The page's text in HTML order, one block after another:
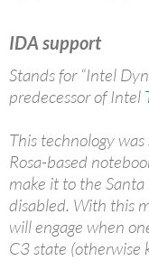
IDA support
Stands for “Intel
predecessor of Intel
This technology
Rosa-based
make it to the
disabled. With this
will engage when
C3 state (otherwise